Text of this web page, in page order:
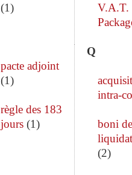
(1)
pacte adjoint
(1)
règle des 183
jours(1)
V.A.T.
Q
intra-
boni de
(2)